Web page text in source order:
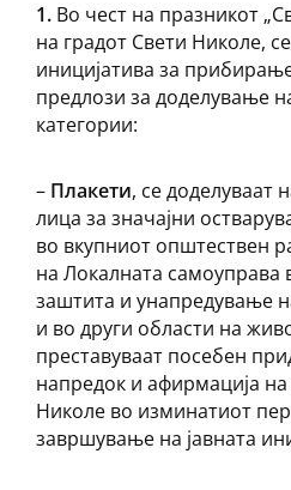
1. Во чест на празникот
на градот Свети Николе,
иницијатива за
предлози за доделување
категории:
– Плакети, се доделуваат
лица за значајни
во вкупниот општествен
на Локалната
заштита и унапредување
и во други области на
преставуваат посебен
напредок и афирмација
Николе во изминатиот
завршување на јавната